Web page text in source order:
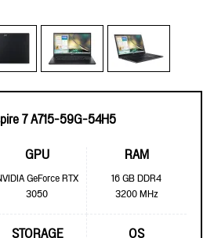
7 A715-59G-54H5
GPU
GeForce RTX
3050
RAM
16 GB DDR4
3200 MHz